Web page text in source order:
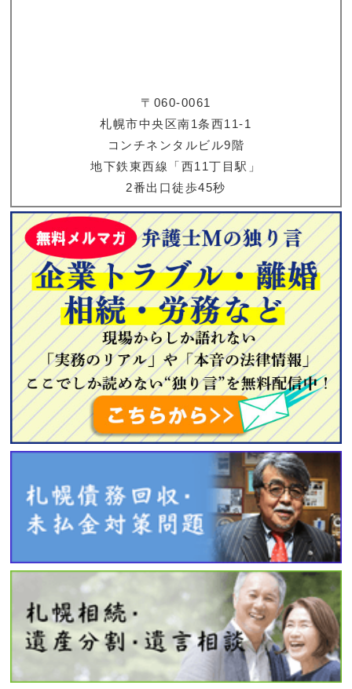
〒060-0061
札幌市中央区南1条西11-1
コンチネンタルビル9階
地下鉄東西線「西11丁目駅」
2番出口徒歩45秒